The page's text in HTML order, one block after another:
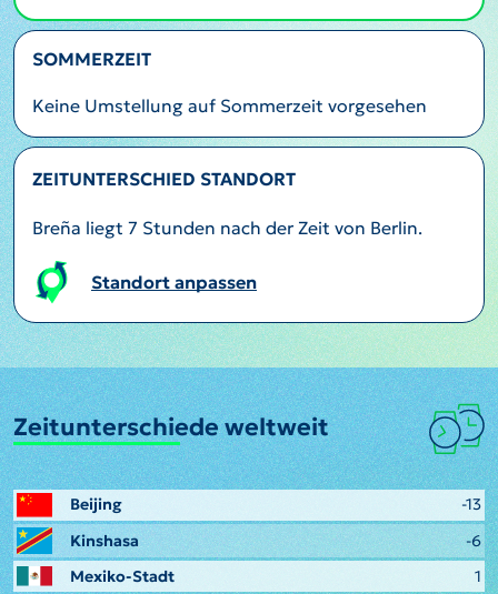
SOMMERZEIT
Keine Umstellung auf Sommerzeit vorgesehen
ZEITUNTERSCHIED STANDORT
Breña liegt 7 Stunden nach der Zeit von Berlin.
Standort anpassen
Zeitunterschiede weltweit
Beijing
-13
Kinshasa
-6
Mexiko-Stadt
1